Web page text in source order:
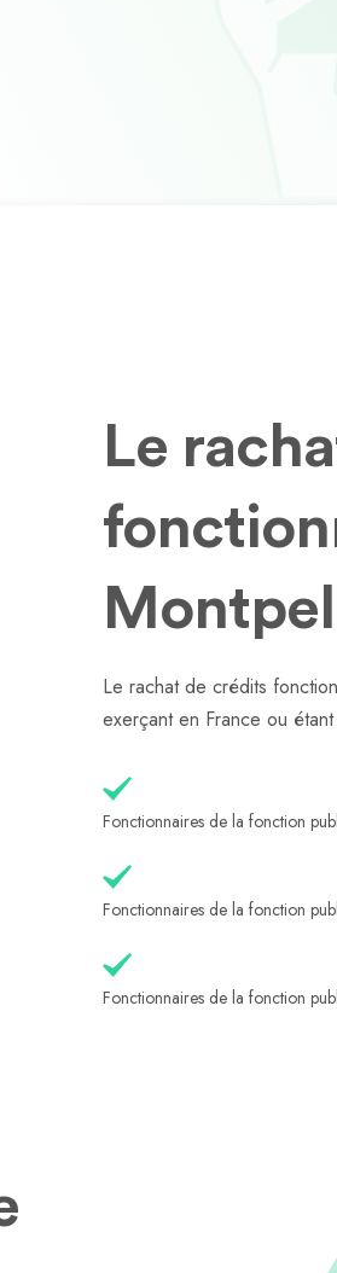
Le
Le rachat de crédits
exerçant en France ou
Fonctionnaires de la fonction
Fonctionnaires de la fonction
Fonctionnaires de la fonction